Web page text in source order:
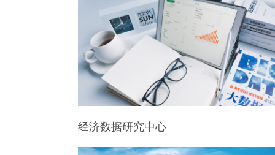
经济数据研究中心